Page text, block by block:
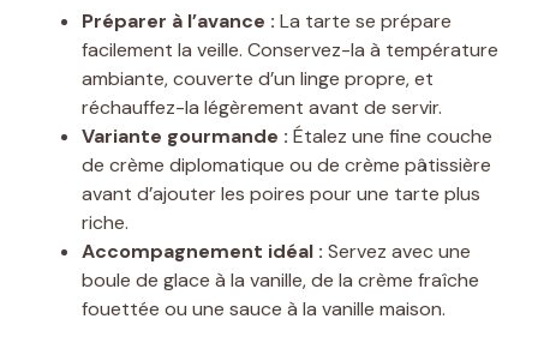
Préparer à l’avance : La tarte se prépare
facilement la veille. Conservez-la à température
ambiante, couverte d’un linge propre, et
réchauffez-la légèrement avant de servir.
Variante gourmande : Étalez une fine couche
de crème diplomatique ou de crème pâtissière
avant d’ajouter les poires pour une tarte plus
riche.
Accompagnement idéal : Servez avec une
boule de glace à la vanille, de la crème fraîche
fouettée ou une sauce à la vanille maison.